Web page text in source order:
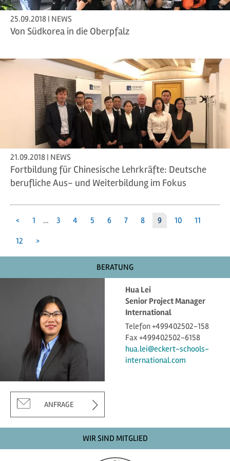
25.09.2018 | NEWS
Von Südkorea in die Oberpfalz
21.09.2018 | NEWS
Fortbildung für Chinesische Lehrkräfte: Deutsche
berufliche Aus- und Weiterbildung im Fokus
< 1 … 3 4 5 6 7 8 9 10
11
12
>
BERATUNG
Hua Lei
Senior Project Manager
International
Telefon +499402502-158
Fax +499402502-6158
hua.lei@eckert-schools-
international.com
ANFRAGE
WIR SIND MITGLIED